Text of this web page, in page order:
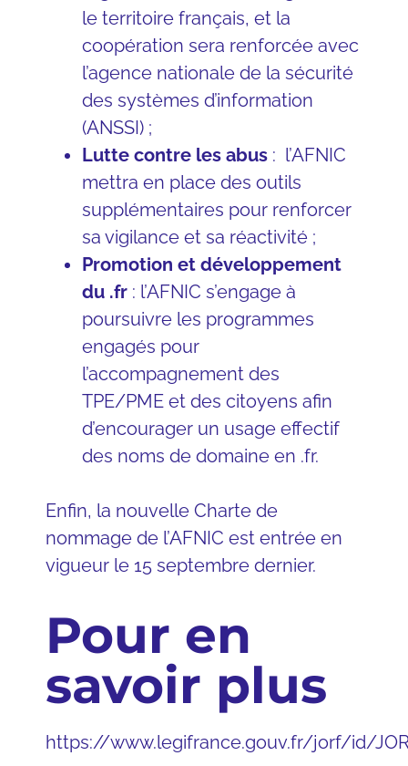
le territoire français, et la
coopération sera renforcée avec
l’agence nationale de la sécurité
des systèmes d’information
(ANSSI) ;
Lutte contre les abus : l’AFNIC
mettra en place des outils
supplémentaires pour renforcer
sa vigilance et sa réactivité ;
Promotion et développement
du .fr : l’AFNIC s’engage à
poursuivre les programmes
engagés pour
l’accompagnement des
TPE/PME et des citoyens afin
d’encourager un usage effectif
des noms de domaine en .fr.
Enfin, la nouvelle Charte de
nommage de l’AFNIC est entrée en
vigueur le 15 septembre dernier.
Pour en
savoir plus
https://www.legifrance.gouv.fr/jorf/id/